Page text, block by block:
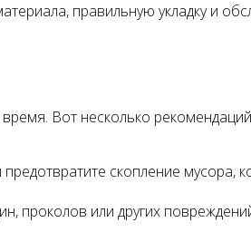
правильную укладку и
Вот несколько
скопление
проколов или других